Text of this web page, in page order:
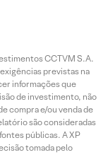
CCTVM S.A.
previstas na
informações que
de investimento, não
compra e/ou venda de
são consideradas
públicas. A XP
tomada pelo